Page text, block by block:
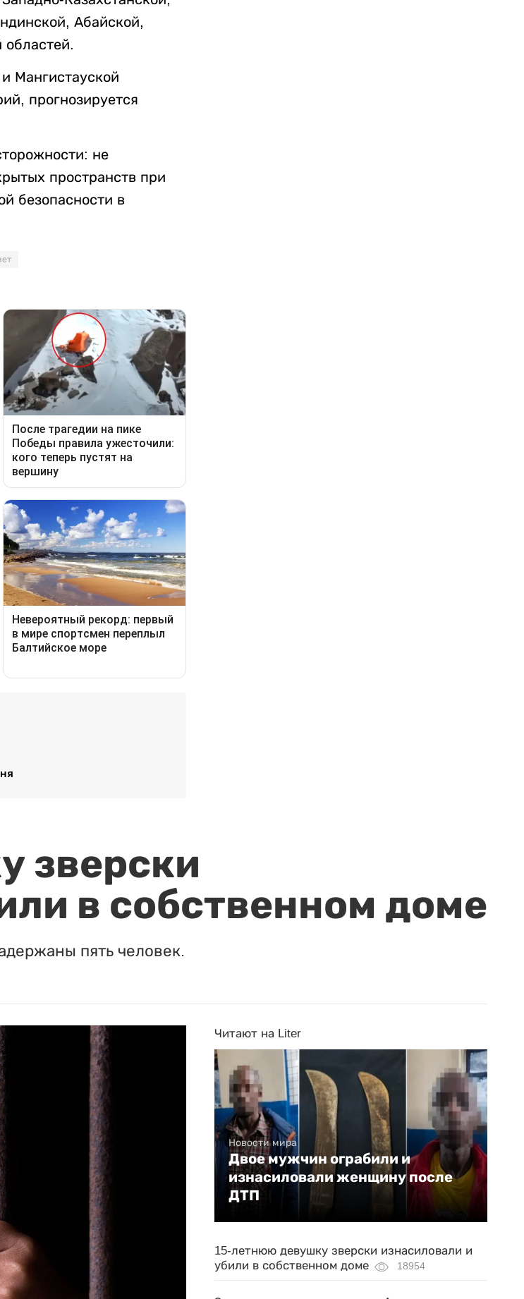
Абайской,
Мангистауской
прогнозируется
не
пространств при
безопасности в
зверски
в собственном доме
пять человек.
Читают на Liter
Новости мира
Двое мужчин ограбили и
изнасиловали женщину после
ДТП
15-летнюю девушку зверски изнасиловали и
убили в собственном доме
18954